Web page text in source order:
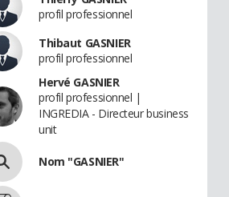
profil professionnel
Thibaut GASNIER
profil professionnel
Hervé GASNIER
profil professionnel |
INGREDIA - Directeur business
unit
Nom "GASNIER"